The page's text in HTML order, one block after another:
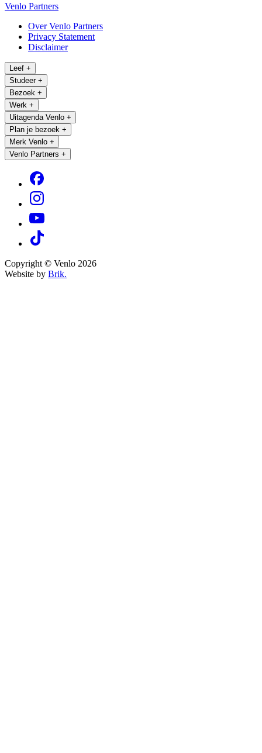
Venlo Partners
Over Venlo Partners
Privacy Statement
Disclaimer
Leef +
Studeer +
Bezoek +
Werk +
Uitagenda Venlo +
Plan je bezoek +
Merk Venlo +
Venlo Partners +
Copyright © Venlo 2026
Website by Brik.